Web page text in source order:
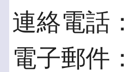
連絡電話
電子郵件